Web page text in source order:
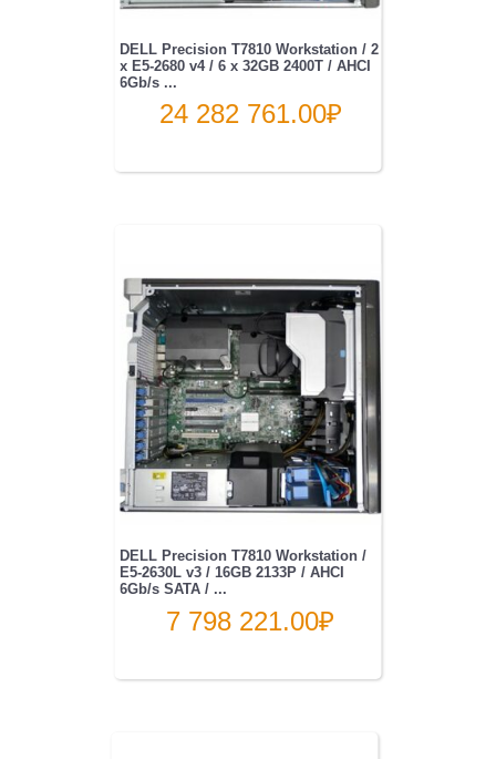
DELL Precision T7810 Workstation / 2
x E5-2680 v4 / 6 x 32GB 2400T / AHCI
6Gb/s ...
24 282 761.00₽
DELL Precision T7810 Workstation /
E5-2630L v3 / 16GB 2133P / AHCI
6Gb/s SATA / ...
7 798 221.00₽